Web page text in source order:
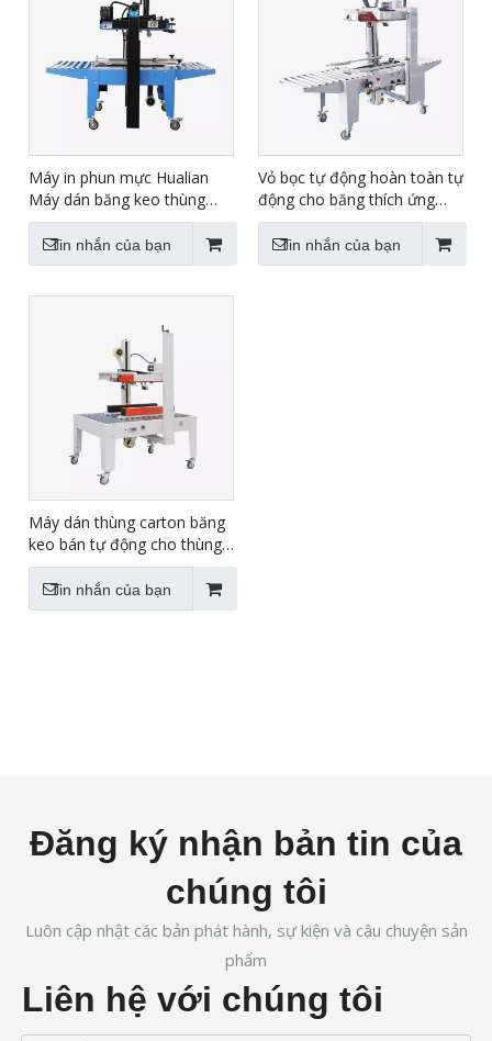
Máy in phun mực Hualian
Máy dán băng keo thùng
carton Máy đóng gói niêm
phong hộp carton FXJ-6050C
Tin nhắn của bạn
Vỏ bọc tự động hoàn toàn tự
động cho băng thích ứng
nước FXJ-5050Q không có
nướcTin nhắn của bạn
Máy dán thùng carton băng
keo bán tự động cho thùng
carton lớn FXJ-8070B
Tin nhắn của bạn
Đăng ký nhận bản tin của
chúng tôi
Luôn cập nhật các bản phát hành, sự kiện và câu chuyện sản
phẩm
Liên hệ với chúng tôi